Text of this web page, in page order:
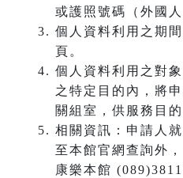
或護照號碼（外國人
個人資料利用之期
頁。
個人資料利用之對
之特定目的內，將
關組室，供服務目
相關資訊：申請人
至本館官網查詢外
康樂本館